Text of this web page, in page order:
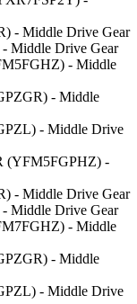
- Middle Drive Gear
Middle Drive Gear
- Middle
- Middle
- Middle Drive
(YFM5FGPHZ) -
- Middle Drive Gear
Middle Drive Gear
- Middle
- Middle
- Middle Drive